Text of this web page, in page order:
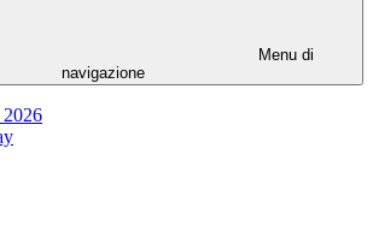
Menu di
navigazione